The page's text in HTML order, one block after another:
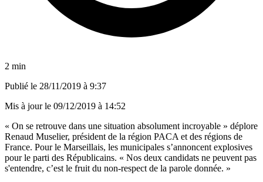
2 min
Publié le 28/11/2019 à 9:37
Mis à jour le 09/12/2019 à 14:52
« On se retrouve dans une situation absolument incroyable » déplore
Renaud Muselier, président de la région PACA et des régions de
France. Pour le Marseillais, les municipales s’annoncent explosives
pour le parti des Républicains. « Nos deux candidats ne peuvent pas
s'entendre, c’est le fruit du non-respect de la parole donnée. »